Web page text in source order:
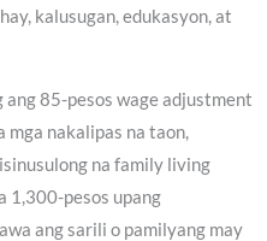
kalusugan, edukasyon, at
ang 85-pesos wage adjustment
mga nakalipas na taon,
na family living
1,300-pesos upang
ang sarili o pamilyang may